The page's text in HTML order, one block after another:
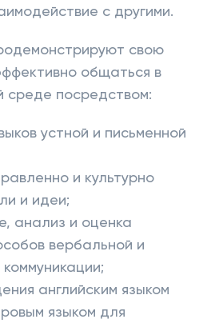
с другими.
свою
общаться в
среде посредством:
устной и письменной
и культурно
и идеи;
анализ и оценка
вербальной и
английским языком
языком для